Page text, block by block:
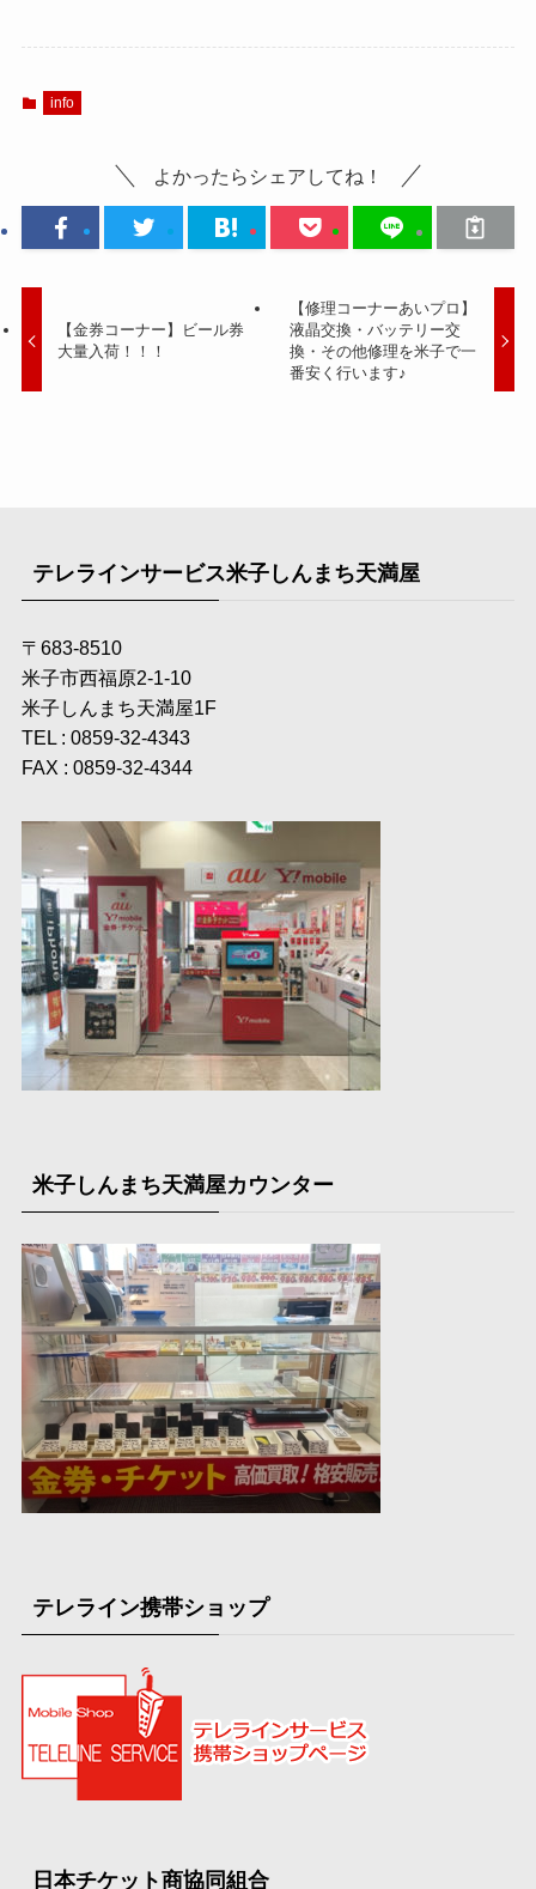
info
よかったらシェアしてね！
【金券コーナー】ビール券
大量入荷！！！
【修理コーナーあいプロ】
液晶交換・バッテリー交
換・その他修理を米子で一
番安く行います♪
テレラインサービス米子しんまち天満屋
〒683-8510
米子市西福原2-1-10
米子しんまち天満屋1F
TEL : 0859-32-4343
FAX : 0859-32-4344
米子しんまち天満屋カウンター
テレライン携帯ショップ
日本チケット商協同組合